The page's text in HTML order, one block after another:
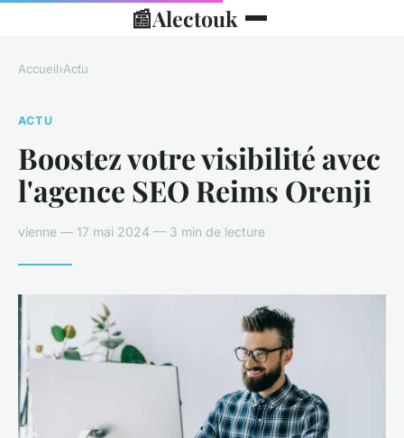
📰Alectouk
Accueil›Actu
ACTU
Boostez votre visibilité avec
l'agence SEO Reims Orenji
vienne — 17 mai 2024 — 3 min de lecture